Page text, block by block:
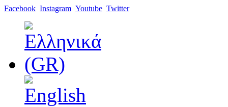
Facebook Instagram Youtube Twitter